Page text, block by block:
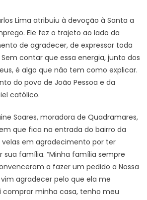
Lima atribuiu à devoção à Santa a
Ele fez o trajeto ao lado da
de agradecer, de expressar toda
contar que essa energia, junto dos
é algo que não tem como explicar.
do povo de João Pessoa e da
católico.
Soares, moradora de Quadramares,
que fica na entrada do bairro da
velas em agradecimento por ter
sua família. “Minha família sempre
a fazer um pedido a Nossa
agradecer pelo que ela me
comprar minha casa, tenho meu